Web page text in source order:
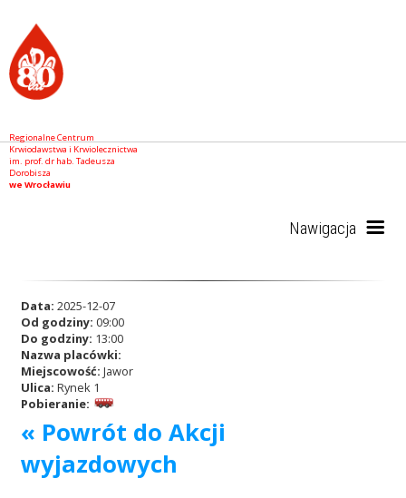
Regionalne Centrum
Krwiodawstwa i Krwiolecznictwa
im. prof. dr hab. Tadeusza
Dorobisza
we Wrocławiu
Nawigacja
RCKiK
Akcje wyjazdowe
Data: 2025-12-07
Od godziny: 09:00
Do godziny: 13:00
Nazwa placówki:
Miejscowość: Jawor
Ulica: Rynek 1
Pobieranie:
« Powrót do Akcji
wyjazdowych